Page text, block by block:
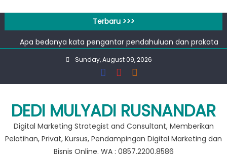
content
Terbaru >>>
100 Tools AI Image to Animation Terbaik untuk Konten
Apa bedanya kata pengantar pendahuluan dan prakata
?
Banjir 20 Ribu, Peluang Usaha Murah Modal 20 Ribu !!
Private Google for Business
100 Tools AI Image to Animation Terbaik untuk Konten
Video & Animasi
Sunday, August 09, 2026
DEDI MULYADI RUSNANDAR
Digital Marketing Strategist and Consultant, Memberikan
Pelatihan, Privat, Kursus, Pendampingan Digital Marketing dan
Bisnis Online. WA : 0857.2200.8586